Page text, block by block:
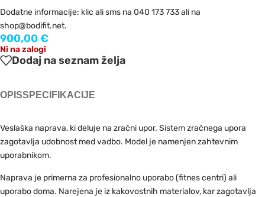
Dodatne informacije: klic ali sms na 040 173 733 ali na
shop@bodifit.net.
900,00 €
Ni na zalogi
Dodaj na seznam želja
OPISSPECIFIKACIJE
Veslaška naprava, ki deluje na zračni upor. Sistem zračnega upora
zagotavlja udobnost med vadbo. Model je namenjen zahtevnim
uporabnikom.
Naprava je primerna za profesionalno uporabo (fitnes centri) ali
uporabo doma. Narejena je iz kakovostnih materialov, kar zagotavlja